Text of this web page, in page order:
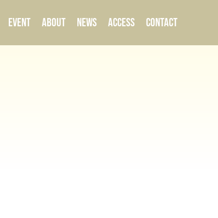
EVENT ABOUT NEWS ACCESS CONTACT